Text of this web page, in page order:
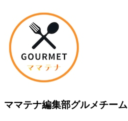
ママテナ編集部グルメチーム